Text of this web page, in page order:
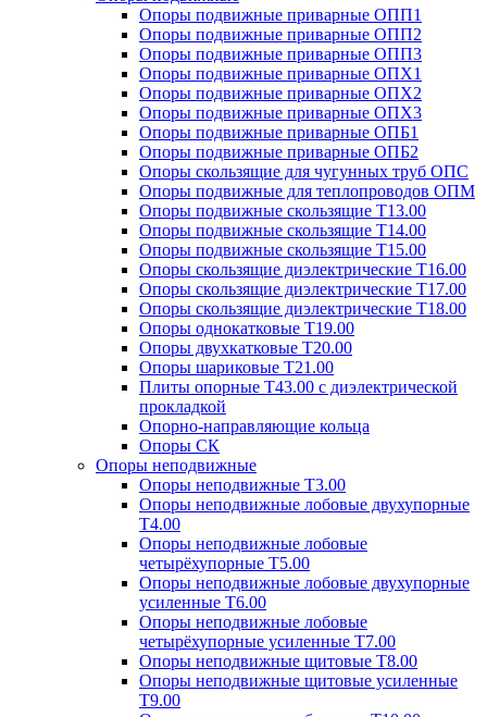
Опоры подвижные приварные ОПП1
Опоры подвижные приварные ОПП2
Опоры подвижные приварные ОПП3
Опоры подвижные приварные ОПХ1
Опоры подвижные приварные ОПХ2
Опоры подвижные приварные ОПХ3
Опоры подвижные приварные ОПБ1
Опоры подвижные приварные ОПБ2
Опоры скользящие для чугунных труб ОПС
Опоры подвижные для теплопроводов ОПМ
Опоры подвижные скользящие Т13.00
Опоры подвижные скользящие Т14.00
Опоры подвижные скользящие Т15.00
Опоры скользящие диэлектрические Т16.00
Опоры скользящие диэлектрические Т17.00
Опоры скользящие диэлектрические Т18.00
Опоры однокатковые Т19.00
Опоры двухкатковые Т20.00
Опоры шариковые Т21.00
Плиты опорные Т43.00 с диэлектрической
прокладкой
Опорно-направляющие кольца
Опоры СК
Опоры неподвижные
Опоры неподвижные Т3.00
Опоры неподвижные лобовые двухупорные
Т4.00
Опоры неподвижные лобовые
четырёхупорные Т5.00
Опоры неподвижные лобовые двухупорные
усиленные Т6.00
Опоры неподвижные лобовые
четырёхупорные усиленные Т7.00
Опоры неподвижные щитовые Т8.00
Опоры неподвижные щитовые усиленные
Т9.00